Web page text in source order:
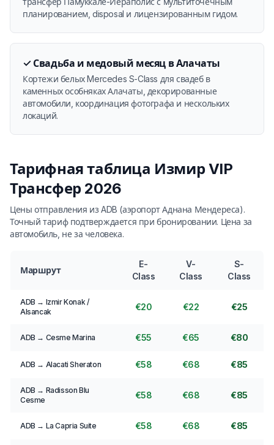
планированием, disposal и лицензированным гидом.
✓ Свадьба и медовый месяц в Алачаты
Кортежи белых Mercedes S-Class для свадеб в
каменных особняках Алачаты, декорированные
автомобили, координация фотографа и нескольких
локаций.
Тарифная таблица Измир VIP
Трансфер 2026
Цены отправления из ADB (аэропорт Аднана Мендереса).
Точный тариф подтверждается при бронировании. Цена за
автомобиль, не за человека.
Маршрут
E-
Class
V-
Class
S-
Class
ADB → Izmir Konak /
Alsancak
€20 €22 €25
ADB → Cesme Marina €55 €65 €80
ADB → Alacati Sheraton €58 €68 €85
ADB → Radisson Blu
Cesme
€58 €68 €85
ADB → La Capria Suite €58 €68 €85